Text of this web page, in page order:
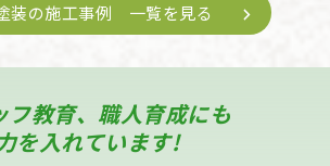
装の施工事例 一覧を見る
フ教育、職人育成にも
を入れています!